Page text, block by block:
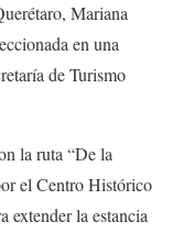
Mariana
en una
de Turismo
la ruta “De la
el Centro Histórico
extender la estancia